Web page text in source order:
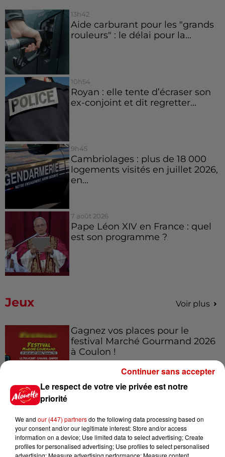
13h42
Aide carburant pour les "grands
rouleurs" : le délai pour la...
10h54
Royan : elle tente d’écraser son
ex-conjoint et dit regretter...
9h45
Cambriolages : plus de 18 000
logements visités en juillet 2026,
en...
7 août 2026
Pape Léon XIV en France : quel
est son programme ?
Jeux Voir plus
Gagnez vos places pour le
festival Marché Gourmand 2026
à Coulon !
régions !
Le respect de votre vie privée est notre
priorité
We and our (447) partnersdo the following data processing based on
your consent and/or our legitimate interest: Store and/or access
information on a device; Use limited data to select advertising; Create
profiles for personalised advertising; Use profiles to select personalised
advertising; Measure advertising performance; Measure content
Continuer sans accepter